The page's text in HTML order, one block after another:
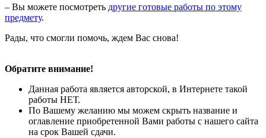
– Вы можете посмотреть другие готовые работы по этому
предмету.
Рады, что смогли помочь, ждем Вас снова!
Обратите внимание!
Данная работа является авторской, в Интернете такой
работы НЕТ.
По Вашему желанию мы можем скрыть название и
оглавление приобретенной Вами работы с нашего сайта
на срок Вашей сдачи.